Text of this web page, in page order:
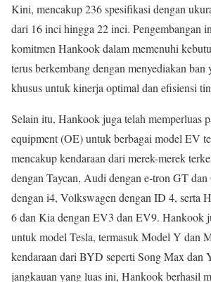
Kini, mencakup 236 spesifikasi dengan
dari 16 inci hingga 22 inci. Pengembangan
komitmen Hankook dalam memenuhi
terus berkembang dengan menyediakan ban
khusus untuk kinerja optimal dan efisiensi
Selain itu, Hankook juga telah memperluas
equipment (OE) untuk berbagai model EV
mencakup kendaraan dari merek-merek
dengan Taycan, Audi dengan e-tron GT
dengan i4, Volkswagen dengan ID 4, serta
6 dan Kia dengan EV3 dan EV9. Hankook
untuk model Tesla, termasuk Model Y dan
kendaraan dari BYD seperti Song Max dan
jangkauan yang luas ini, Hankook berhasil